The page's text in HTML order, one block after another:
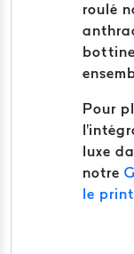
roulé
Pour
luxe
notre
le